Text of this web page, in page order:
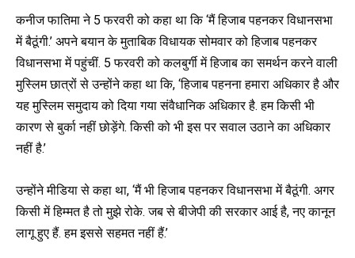
कनीज फातिमा ने 5 फरवरी को कहा था कि ‘मैं हिजाब पहनकर विधानसभा
में बैठूंगी.’ अपने बयान के मुताबिक विधायक सोमवार को हिजाब पहनकर
विधानसभा में पहुंचीं. 5 फरवरी को कलबुर्गी में हिजाब का समर्थन करने वाली
मुस्लिम छात्रों से उन्होंने कहा था कि, ‘हिजाब पहनना हमारा अधिकार है और
यह मुस्लिम समुदाय को दिया गया संवैधानिक अधिकार है. हम किसी भी
कारण से बुर्का नहीं छोड़ेंगे. किसी को भी इस पर सवाल उठाने का अधिकार
नहीं है.’
उन्होंने मीडिया से कहा था, ‘मैं भी हिजाब पहनकर विधानसभा में बैठूंगी. अगर
किसी में हिम्मत है तो मुझे रोके. जब से बीजेपी की सरकार आई है, नए कानून
लागू हुए हैं. हम इससे सहमत नहीं हैं.’